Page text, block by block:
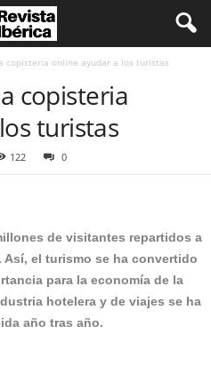
copisteria online ayudar a los turistas
copisteria
turistas
122 0
de visitantes repartidos a
el turismo se ha convertido
para la economía de la
hotelera y de viajes se ha
año tras año.